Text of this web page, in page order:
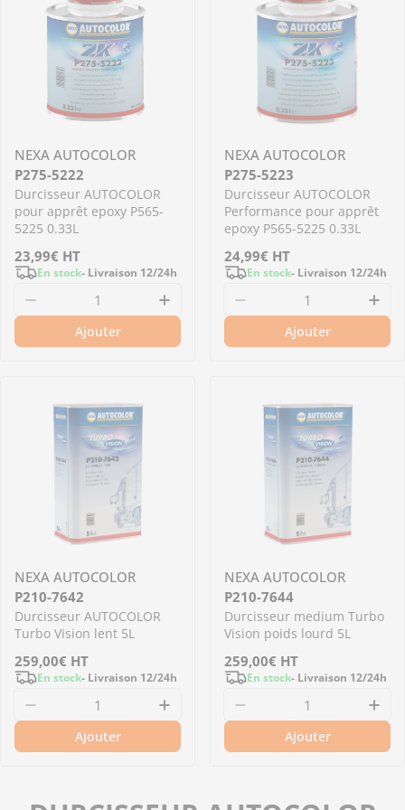
NEXA AUTOCOLOR
P275-5222
Durcisseur AUTOCOLOR
pour apprêt epoxy P565-
5225 0.33L
Prix
régulier
23,99€ HT
En stock- Livraison 12/24h
Diminuer la quantité pour P275-5222 -
Augmenter la quantité pour
Ajouter
NEXA AUTOCOLOR
P275-5223
Durcisseur AUTOCOLOR
Performance pour apprêt
epoxy P565-5225 0.33L
Prix
régulier
24,99€ HT
En stock- Livraison 12/24h
Diminuer la quantité
Ajouter
NEXA AUTOCOLOR
P210-7642
Durcisseur AUTOCOLOR
Turbo Vision lent 5L
Prix
régulier
259,00€ HT
En stock- Livraison 12/24h
Diminuer la quantité pour P210-7642 -
Augmenter la quantité pour
Ajouter
NEXA AUTOCOLOR
P210-7644
Durcisseur medium Turbo
Vision poids lourd 5L
Prix
régulier
259,00€ HT
En stock- Livraison 12/24h
Diminuer la
Ajouter